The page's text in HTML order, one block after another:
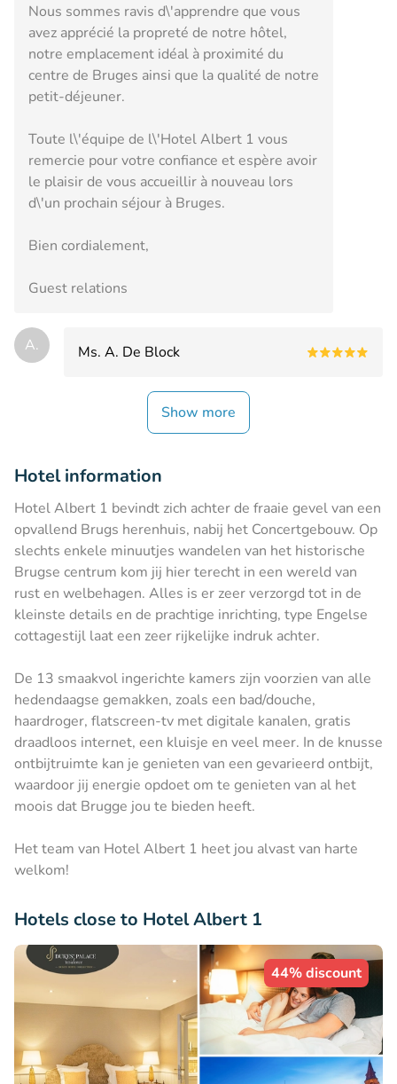
Nous sommes ravis d\'apprendre que vous
avez apprécié la propreté de notre hôtel,
notre emplacement idéal à proximité du
centre de Bruges ainsi que la qualité de notre
petit-déjeuner.
Toute l\'équipe de l\'Hotel Albert 1 vous
remercie pour votre confiance et espère avoir
le plaisir de vous accueillir à nouveau lors
d\'un prochain séjour à Bruges.
Bien cordialement,
Guest relations
A. Ms. A. De Block
Show more
Hotel information
Hotel Albert 1 bevindt zich achter de fraaie gevel van een
opvallend Brugs herenhuis, nabij het Concertgebouw. Op
slechts enkele minuutjes wandelen van het historische
Brugse centrum kom jij hier terecht in een wereld van
rust en welbehagen. Alles is er zeer verzorgd tot in de
kleinste details en de prachtige inrichting, type Engelse
cottagestijl laat een zeer rijkelijke indruk achter.
De 13 smaakvol ingerichte kamers zijn voorzien van alle
hedendaagse gemakken, zoals een bad/douche,
haardroger, flatscreen-tv met digitale kanalen, gratis
draadloos internet, een kluisje en veel meer. In de knusse
ontbijtruimte kan je genieten van een gevarieerd ontbijt,
waardoor jij energie opdoet om te genieten van al het
moois dat Brugge jou te bieden heeft.
Het team van Hotel Albert 1 heet jou alvast van harte
welkom!
Hotels close to Hotel Albert 1
44% discount